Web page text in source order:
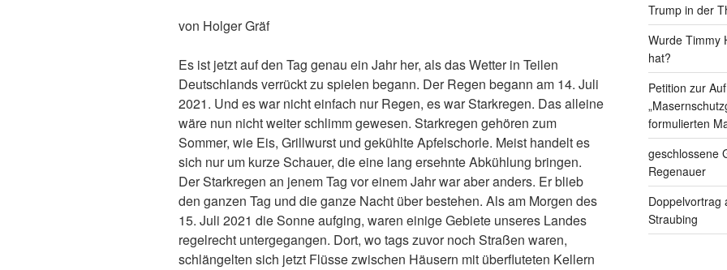
von Holger Gräf
Es ist jetzt auf den Tag genau ein Jahr her, als das Wetter in Teilen
Deutschlands verrückt zu spielen begann. Der Regen begann am 14. Juli
2021. Und es war nicht einfach nur Regen, es war Starkregen. Das alleine
wäre nun nicht weiter schlimm gewesen. Starkregen gehören zum
Sommer, wie Eis, Grillwurst und gekühlte Apfelschorle. Meist handelt es
sich nur um kurze Schauer, die eine lang ersehnte Abkühlung bringen.
Der Starkregen an jenem Tag vor einem Jahr war aber anders. Er blieb
den ganzen Tag und die ganze Nacht über bestehen. Als am Morgen des
15. Juli 2021 die Sonne aufging, waren einige Gebiete unseres Landes
regelrecht untergegangen. Dort, wo tags zuvor noch Straßen waren,
schlängelten sich jetzt Flüsse zwischen Häusern mit überfluteten Kellern
Trump in der
Wurde Timmy
hat?
Petition zur
formulierten
geschlossene
Regenauer
Doppelvortrag
Straubing